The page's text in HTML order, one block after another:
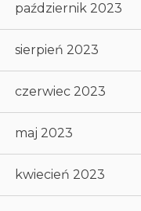
październik 2023
sierpień 2023
czerwiec 2023
maj 2023
kwiecień 2023